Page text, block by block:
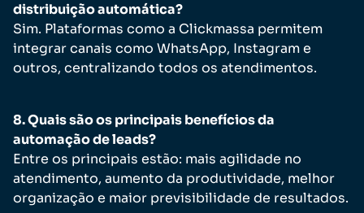
distribuição automática?
Sim. Plataformas como a Clickmassa permitem
integrar canais como WhatsApp, Instagram e
outros, centralizando todos os atendimentos.
8. Quais são os principais benefícios da
automação de leads?
Entre os principais estão: mais agilidade no
atendimento, aumento da produtividade, melhor
organização e maior previsibilidade de resultados.